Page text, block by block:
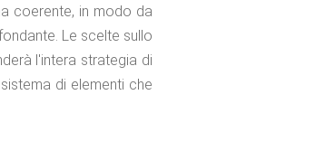
coerente, in modo da
Le scelte sullo
l'intera strategia di
di elementi che